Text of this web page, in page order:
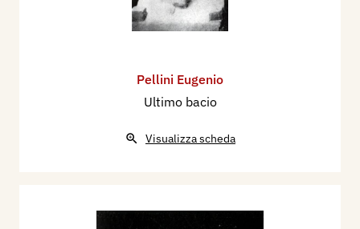
Pellini Eugenio
Ultimo bacio
Visualizza scheda